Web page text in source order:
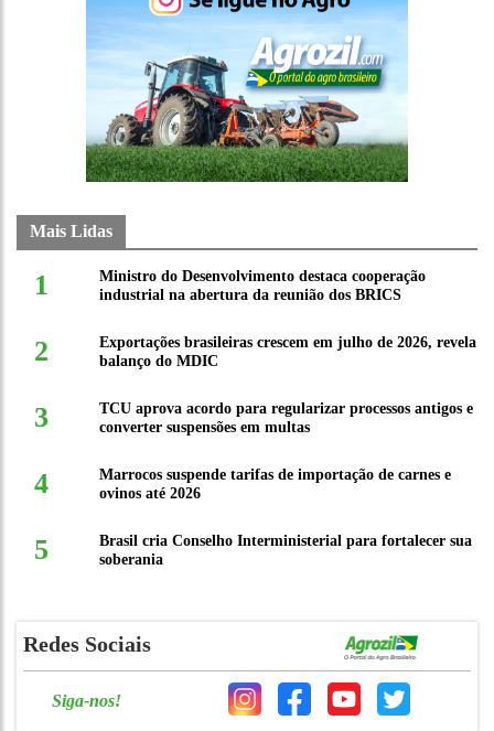
Mais Lidas
1
Ministro do Desenvolvimento destaca cooperação
industrial na abertura da reunião dos BRICS
2
Exportações brasileiras crescem em julho de 2026, revela
balanço do MDIC
3
TCU aprova acordo para regularizar processos antigos e
converter suspensões em multas
4
Marrocos suspende tarifas de importação de carnes e
ovinos até 2026
5
Brasil cria Conselho Interministerial para fortalecer sua
soberania
Redes Sociais
Siga-nos!